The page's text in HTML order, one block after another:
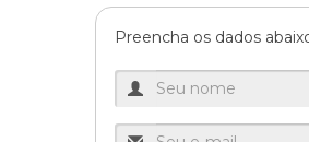
Preencha os dados